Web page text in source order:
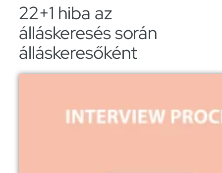
22+1 hiba az
álláskeresés során
álláskeresőként